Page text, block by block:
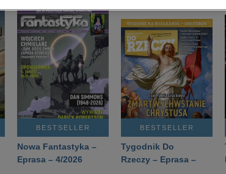
BESTSELLER
Nowa Fantastyka –
Eprasa – 4/2026
BESTSELLER
Tygodnik Do
Rzeczy – Eprasa –